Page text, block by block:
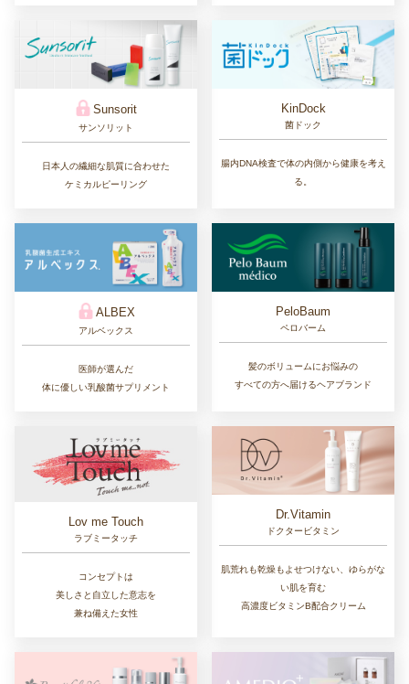
Sunsorit
サンソリット
日本人の繊細な肌質に合わせた
ケミカルピーリング
KinDock
菌ドック
腸内DNA検査で体の内側から健康を考え
る。
ALBEX
アルベックス
医師が選んだ
体に優しい乳酸菌サプリメント
PeloBaum
ペロバーム
髪のボリュームにお悩みの
すべての方へ届けるヘアブランド
Lov me Touch
ラブミータッチ
コンセプトは
美しさと自立した意志を
兼ね備えた女性
Dr.Vitamin
ドクタービタミン
肌荒れも乾燥もよせつけない、ゆらがな
い肌を育む
高濃度ビタミンB配合クリーム